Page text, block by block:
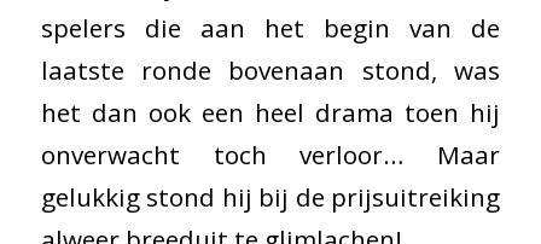
spelers die aan het begin van de
laatste ronde bovenaan stond, was
het dan ook een heel drama toen hij
onverwacht toch verloor… Maar
gelukkig stond hij bij de prijsuitreiking